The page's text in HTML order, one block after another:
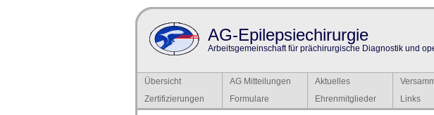
AG-Epilepsiechirurgie
Arbeitsgemeinschaft für prächirurgische Diagnostik und
Übersicht AG Mitteilungen Aktuelles
Zertifizierungen
Formulare Ehrenmitglieder Links